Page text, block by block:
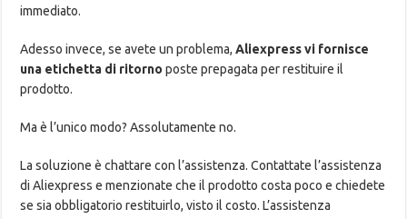
immediato.
Adesso invece, se avete un problema,Aliexpress vi fornisce
una etichetta di ritornoposte prepagata per restituire il
prodotto.
Ma è l’unico modo? Assolutamente no.
La soluzione è chattare con l’assistenza. Contattate l’assistenza
di Aliexpress e menzionate che il prodotto costa poco e chiedete
se sia obbligatorio restituirlo, visto il costo. L’assistenza